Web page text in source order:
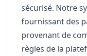
sécurisé. Notre
fournissant des
provenant de
règles de la